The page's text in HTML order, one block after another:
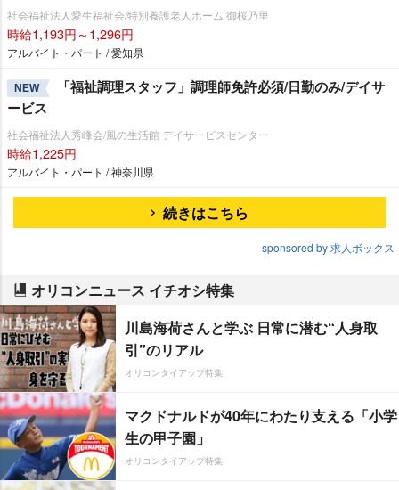
社会福祉法人愛生福祉会/特別養護老人ホーム 御桜乃里
時給1,193円～1,296円
アルバイト・パート / 愛知県
NEW
「福祉調理スタッフ」調理師免許必須/日勤のみ/デイサ
ービス
社会福祉法人秀峰会/風の生活館 デイサービスセンター
時給1,225円
アルバイト・パート / 神奈川県
続きはこちら
sponsored by 求人ボックス
オリコンニュース イチオシ特集
川島海荷さんと学ぶ 日常に潜む“人身取
引”のリアル
オリコンタイアップ特集
マクドナルドが40年にわたり支える「小学
生の甲子園」
オリコンタイアップ特集